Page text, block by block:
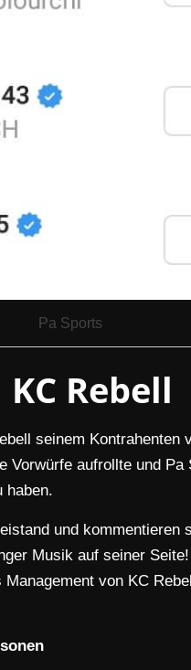
Pa Sports
KC Rebell
seinem Kontrahenten
Vorwürfe aufrollte und
haben.
und kommentieren
Musik auf seiner
von KC